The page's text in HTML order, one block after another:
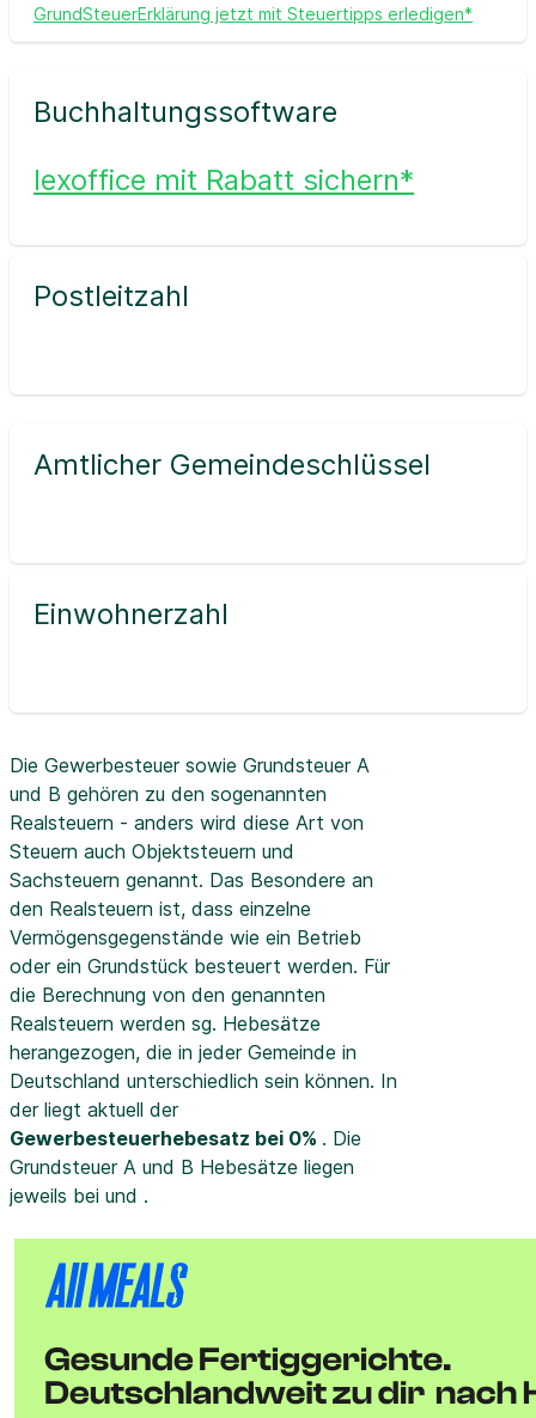
GrundSteuerErklärung jetzt mit Steuertipps erledigen*
Buchhaltungssoftware
lexoffice mit Rabatt sichern*
Postleitzahl
Amtlicher Gemeindeschlüssel
Einwohnerzahl
Die Gewerbesteuer sowie Grundsteuer A
und B gehören zu den sogenannten
Realsteuern - anders wird diese Art von
Steuern auch Objektsteuern und
Sachsteuern genannt. Das Besondere an
den Realsteuern ist, dass einzelne
Vermögensgegenstände wie ein Betrieb
oder ein Grundstück besteuert werden. Für
die Berechnung von den genannten
Realsteuern werden sg. Hebesätze
herangezogen, die in jeder Gemeinde in
Deutschland unterschiedlich sein können. In
der liegt aktuell der
Gewerbesteuerhebesatz bei 0% . Die
Grundsteuer A und B Hebesätze liegen
jeweils bei und .